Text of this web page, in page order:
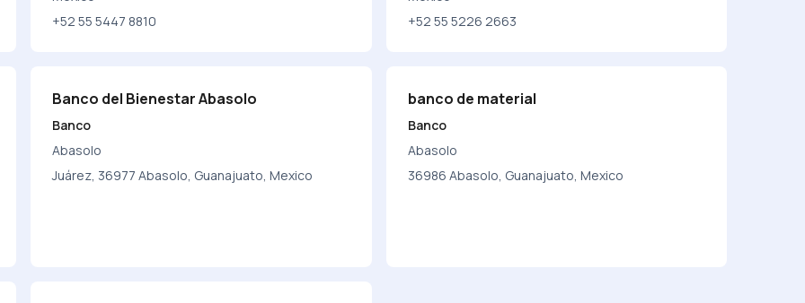
+52 55 5447 8810
+52 55 5226 2663
Banco del Bienestar Abasolo
Banco
Abasolo
Juárez, 36977 Abasolo, Guanajuato, Mexico
banco de material
Banco
Abasolo
36986 Abasolo, Guanajuato, Mexico